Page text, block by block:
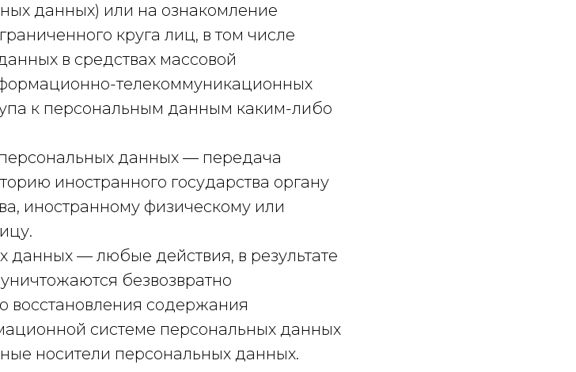
данных) или на ознакомление
круга лиц, в том числе
в средствах массовой
телекоммуникационных
к персональным данным каким-либо
данных — передача
иностранного государства органу
иностранному физическому или
данных — любые действия, в результате
безвозвратно
восстановления содержания
системе персональных данных
носители персональных данных.